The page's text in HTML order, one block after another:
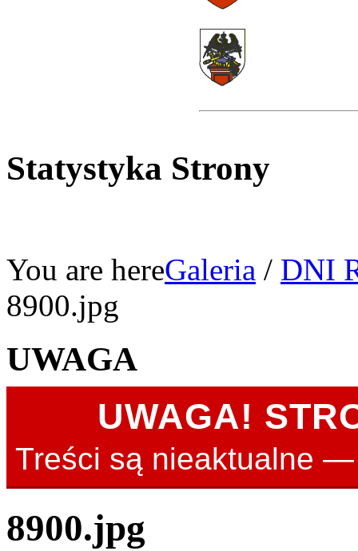
Statystyka Strony
You are hereGaleria / DNI
8900.jpg
UWAGA
UWAGA!
Treści są nieaktualne
8900.jpg